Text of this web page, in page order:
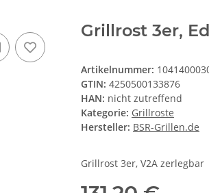
Grillrost 3er,
Artikelnummer:
GTIN: 4250500133876
HAN: nicht zutreffend
Kategorie: Grillroste
Hersteller: BSR-Grillen.de
Grillrost 3er, V2A zerlegbar